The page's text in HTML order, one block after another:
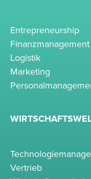
Entrepreneurship
Finanzmanagement
Logistik
Marketing
Vertrieb